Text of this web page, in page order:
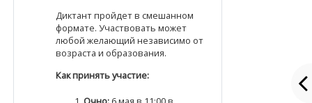
Диктант пройдет в смешанном
формате. Участвовать может
любой желающий независимо от
возраста и образования.
Как принять участие: